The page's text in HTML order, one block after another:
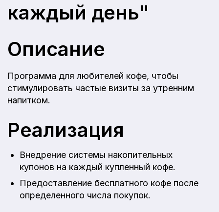
каждый день"
Описание
Программа для любителей кофе, чтобы
стимулировать частые визиты за утренним
напитком.
Реализация
Внедрение системы накопительных
купонов на каждый купленный кофе.
Предоставление бесплатного кофе после
определенного числа покупок.